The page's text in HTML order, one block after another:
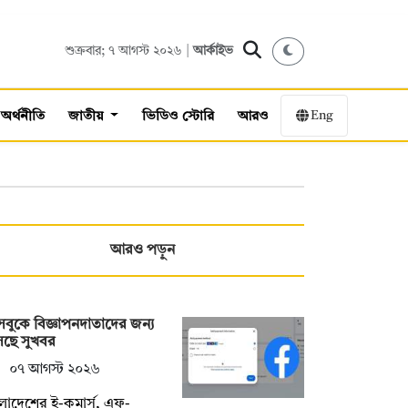
শুক্রবার; ৭ আগস্ট ২০২৬ |আর্কাইভ
অর্থনীতি জাতীয় ভিডিও স্টোরি আরও Eng
আরও পড়ুন
বিজ্ঞাপনদাতাদের জন্য
সুখবর
০৭ আগস্ট ২০২৬
ই-কমার্স, এফ-